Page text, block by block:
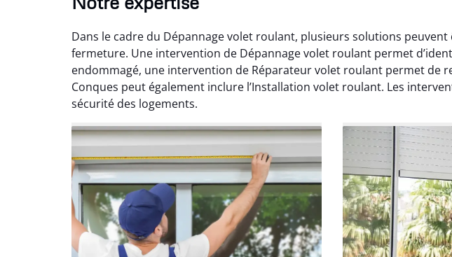
Dans le cadre du Dépannage volet roulant, plusieurs solutions
fermeture. Une intervention de Dépannage volet roulant permet
endommagé, une intervention de Réparateur volet roulant permet de
Conques peut également inclure l’Installation volet roulant. Les
sécurité des logements.